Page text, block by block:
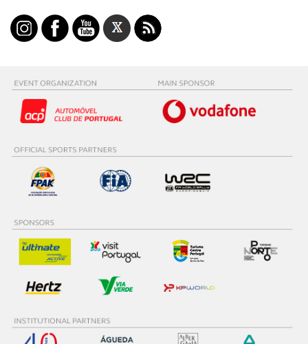
utilização do nosso site de publicidade e de análise, com
parceiros e organizações na UE e em países terceiros.
dados pessoais serão realizadas apenas com o seu
consentimento e quando tal se afigure estritamente
necessário no contexto dos serviços a prestar.
Realçamos que o bloqueio de certo tipo de Cookies e
experiência de navegação no Website e nos serviços
disponibilizados.
Consulte a política de cookies do site.